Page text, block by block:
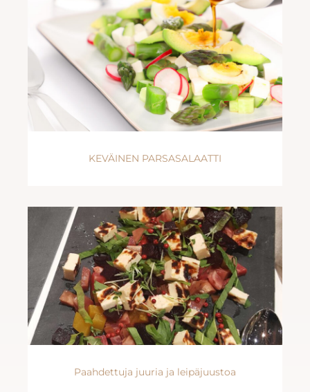
KEVÄINEN PARSASALAATTI
Paahdettuja juuria ja leipäjuustoa